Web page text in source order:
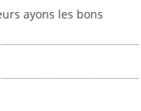
ayons les bons